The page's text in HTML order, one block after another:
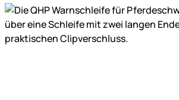
Produktgalerie